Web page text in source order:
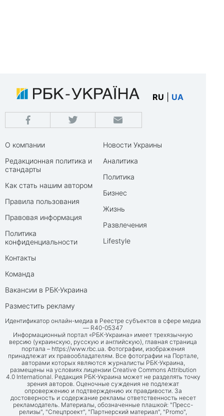
RU UA
О компании
Редакционная политика и
стандарты
Как стать нашим автором
Правила пользования
Правовая информация
Политика
конфиденциальности
Контакты
Команда
Вакансии в РБК-Украина
Разместить рекламу
Новости Украины
Аналитика
Политика
Бизнес
Жизнь
Развлечения
Lifestyle
Идентификатор онлайн-медиа в Реестре субъектов в сфере медиа
— R40-05347
Информационный портал «РБК-Украина» имеет трехязычную
версию (украинскую, русскую и английскую), главная страница
портала – https://www.rbc.ua. Фотографии, изображения
принадлежат их правообладателям. Все фотографии на Портале,
авторами которых являются журналисты РБК-Украина,
размещены на условиях лицензии Creative Commons Attribution
4.0 International. Редакция РБК-Украина может не разделять точку
зрения авторов. Оценочные суждения не подлежат
опровержению и подтверждению их правдивости. За
достоверность и содержание рекламы ответственность несет
рекламодатель. Материалы, обозначенные плашкой: "Пресс-
релизы", "Спецпроект", "Партнерский материал", "Promo",